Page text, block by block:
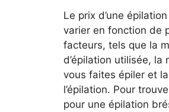
Le prix d’une
varier en fonction de
facteurs, tels que la
d’épilation utilisée, la
vous faites épiler et
l’épilation. Pour
pour une épilation